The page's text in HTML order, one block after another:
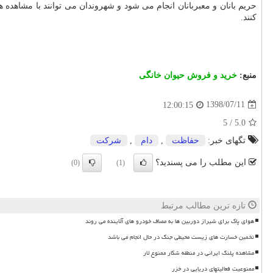
كنند.
منبع: خرید و فروش حیوان خانگی
1398/07/11
12:00:15
5.0
/
5
تگهای خبر:
حفاظت دام شركت
این مطلب را می پسندید؟ (1)
(0)
تازه ترین مطالب مرتبط
هوای پاک برای شیراز دوربین ها به مصاف خودرو های آلاینده می روند
تخمین خسارت های زیست محیطی جنگ در حال انجام می باشد
مشاهده پلنگ ایرانی در منطقه شکار ممنوع لار
ممنوعیت فعالیتهای دریایی در خزر